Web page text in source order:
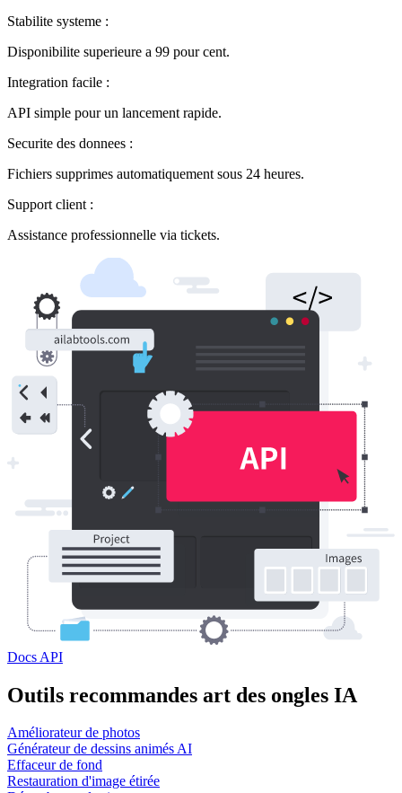
Stabilite systeme :
Disponibilite superieure a 99 pour cent.
Integration facile :
API simple pour un lancement rapide.
Securite des donnees :
Fichiers supprimes automatiquement sous 24 heures.
Support client :
Assistance professionnelle via tickets.
Docs API
Outils recommandes art des ongles IA
Améliorateur de photos
Générateur de dessins animés AI
Effaceur de fond
Restauration d'image étirée